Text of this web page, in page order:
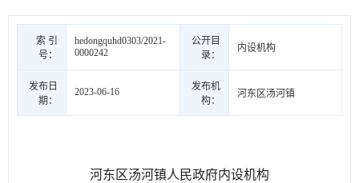
索 引
号：
hedongquhd0303/2021-
0000242
公开目
录：
内设机构
发布日
期：
2023-06-16
发布机
构：
河东区汤河镇
河东区汤河镇人民政府内设机构